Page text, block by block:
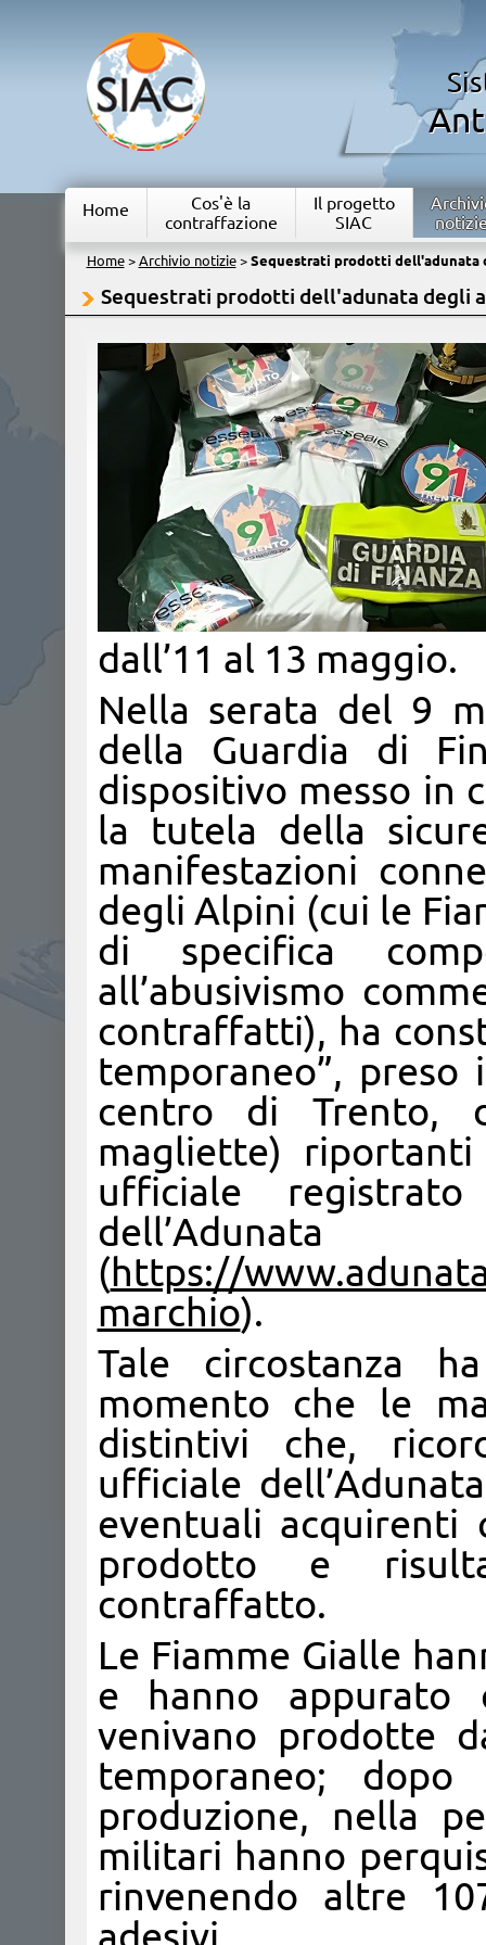
Home
Cos'è la
contraffazione
Il progetto
SIAC
Home> Archivio notizie> Sequestrati prodotti dell'adunata
Sequestrati prodotti dell'adunata degli
dall’11 al 13 maggio.
Nella serata del 9
della Guardia di
dispositivo messo in
la tutela della
manifestazioni
degli Alpini (cui le
di specifica
all’abusivismo
contraffatti), ha
temporaneo”,
centro di Trento,
magliette)
ufficiale
dell’Adunata
(https://
marchio).
Tale circostanza
momento che le
distintivi che,
ufficiale
eventuali acquirenti
prodotto e
contraffatto.
Le Fiamme Gialle
e hanno appurato
venivano prodotte
temporaneo;
produzione, nella
militari hanno
rinvenendo altre
adesivi.